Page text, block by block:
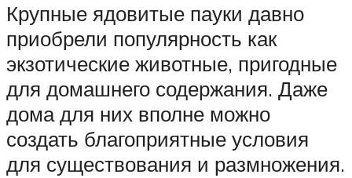
Крупные ядовитые пауки давно
приобрели популярность как
экзотические животные, пригодные
для домашнего содержания. Даже
дома для них вполне можно
создать благоприятные условия
для существования и размножения.